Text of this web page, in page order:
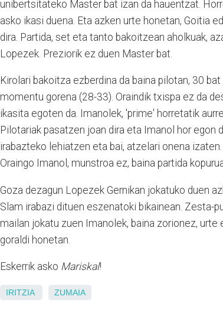
unibertsitateko Master bat izan da hauentzat.
asko ikasi duena. Eta azken urte honetan, Goitia
dira. Partida, set eta tanto bakoitzean aholkuak,
Lopezek. Preziorik ez duen Master bat.
Kirolari bakoitza ezberdina da baina pilotan, 30
momentu gorena (28-33). Oraindik txispa ez da
ikasita egoten da. Imanolek, 'prime' horretatik
Pilotariak pasatzen joan dira eta Imanol hor egon
irabazteko lehiatzen eta bai, atzelari onena
Oraingo Imanol, munstroa ez, baina partida
Goza dezagun Lopezek Gernikan jokatuko duen
Slam irabazi dituen eszenatoki bikainean. Zesta-
mailan jokatu zuen Imanolek, baina zorionez,
goraldi honetan.
Eskerrik asko Mariskal!
IRITZIA ZUMAIA